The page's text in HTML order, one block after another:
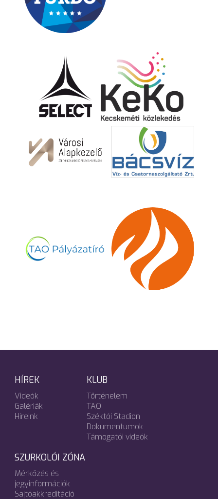
HÍREK
Videók
Galériák
Híreink
KLUB
Történelem
TAO
Széktói Stadion
Dokumentumok
Támogatói videók
SZURKOLÓI ZÓNA
Mérkőzés és
jegyinformációk
Sajtóakkreditáció